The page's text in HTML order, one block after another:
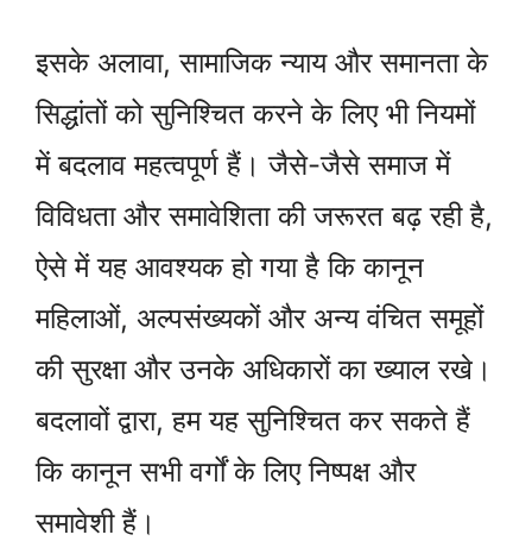
इसके अलावा, सामाजिक न्याय और समानता के
सिद्धांतों को सुनिश्चित करने के लिए भी नियमों
में बदलाव महत्वपूर्ण हैं। जैसे-जैसे समाज में
विविधता और समावेशिता की जरूरत बढ़ रही है,
ऐसे में यह आवश्यक हो गया है कि कानून
महिलाओं, अल्पसंख्यकों और अन्य वंचित समूहों
की सुरक्षा और उनके अधिकारों का ख्याल रखे।
बदलावों द्वारा, हम यह सुनिश्चित कर सकते हैं
कि कानून सभी वर्गों के लिए निष्पक्ष और
समावेशी हैं।